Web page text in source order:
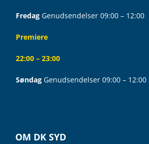
Fredag Genudsendelser 09:00 – 12:00
Premiere
22:00 – 23:00
Søndag Genudsendelser 09:00 – 12:00
OM DK SYD